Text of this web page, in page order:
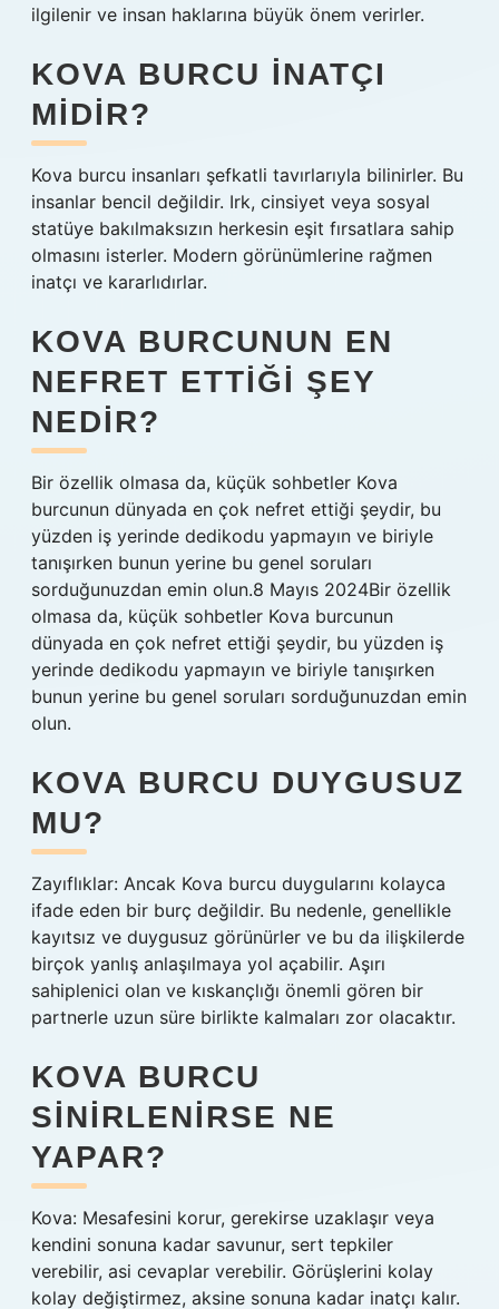
ilgilenir ve insan haklarına büyük önem verirler.
KOVA BURCU INATÇI
MIDIR?
Kova burcu insanları şefkatli tavırlarıyla bilinirler. Bu
insanlar bencil değildir. Irk, cinsiyet veya sosyal
statüye bakılmaksızın herkesin eşit fırsatlara sahip
olmasını isterler. Modern görünümlerine rağmen
inatçı ve kararlıdırlar.
KOVA BURCUNUN EN
NEFRET ETTIĞI ŞEY
NEDIR?
Bir özellik olmasa da, küçük sohbetler Kova
burcunun dünyada en çok nefret ettiği şeydir, bu
yüzden iş yerinde dedikodu yapmayın ve biriyle
tanışırken bunun yerine bu genel soruları
sorduğunuzdan emin olun.8 Mayıs 2024Bir özellik
olmasa da, küçük sohbetler Kova burcunun
dünyada en çok nefret ettiği şeydir, bu yüzden iş
yerinde dedikodu yapmayın ve biriyle tanışırken
bunun yerine bu genel soruları sorduğunuzdan emin
olun.
KOVA BURCU DUYGUSUZ
MU?
Zayıflıklar: Ancak Kova burcu duygularını kolayca
ifade eden bir burç değildir. Bu nedenle, genellikle
kayıtsız ve duygusuz görünürler ve bu da ilişkilerde
birçok yanlış anlaşılmaya yol açabilir. Aşırı
sahiplenici olan ve kıskançlığı önemli gören bir
partnerle uzun süre birlikte kalmaları zor olacaktır.
KOVA BURCU
SINIRLENIRSE NE
YAPAR?
Kova: Mesafesini korur, gerekirse uzaklaşır veya
kendini sonuna kadar savunur, sert tepkiler
verebilir, asi cevaplar verebilir. Görüşlerini kolay
kolay değiştirmez, aksine sonuna kadar inatçı kalır.